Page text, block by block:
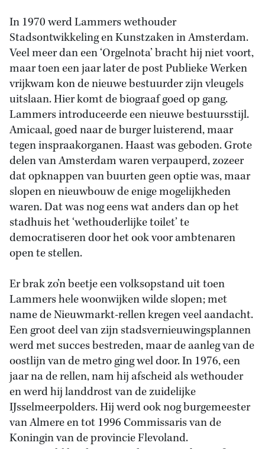
In 1970 werd Lammers wethouder
Stadsontwikkeling en Kunstzaken in Amsterdam.
Veel meer dan een ‘Orgelnota’ bracht hij niet voort,
maar toen een jaar later de post Publieke Werken
vrijkwam kon de nieuwe bestuurder zijn vleugels
uitslaan. Hier komt de biograaf goed op gang.
Lammers introduceerde een nieuwe bestuursstijl.
Amicaal, goed naar de burger luisterend, maar
tegen inspraakorganen. Haast was geboden. Grote
delen van Amsterdam waren verpauperd, zozeer
dat opknappen van buurten geen optie was, maar
slopen en nieuwbouw de enige mogelijkheden
waren. Dat was nog eens wat anders dan op het
stadhuis het ‘wethouderlijke toilet’ te
democratiseren door het ook voor ambtenaren
open te stellen.
Er brak zo’n beetje een volksopstand uit toen
Lammers hele woonwijken wilde slopen; met
name de Nieuwmarkt-rellen kregen veel aandacht.
Een groot deel van zijn stadsvernieuwingsplannen
werd met succes bestreden, maar de aanleg van de
oostlijn van de metro ging wel door. In 1976, een
jaar na de rellen, nam hij afscheid als wethouder
en werd hij landdrost van de zuidelijke
IJsselmeerpolders. Hij werd ook nog burgemeester
van Almere en tot 1996 Commissaris van de
Koningin van de provincie Flevoland.